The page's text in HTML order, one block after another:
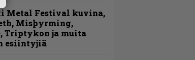
Metal Festival kuvina,
Misþyrming,
Triptykon ja muita
esiintyjiä